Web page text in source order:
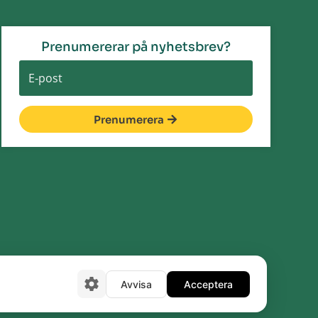
Prenumererar på nyhetsbrev?
Prenumerera
Avvisa Acceptera